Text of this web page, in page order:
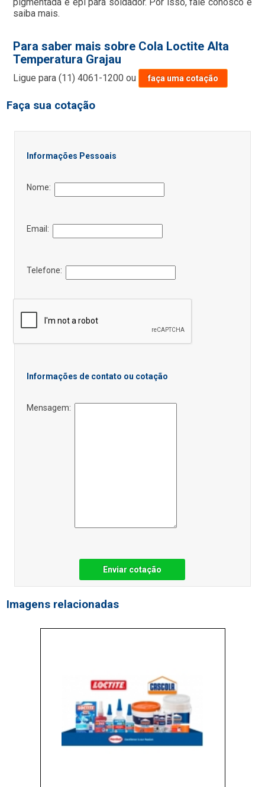
saiba mais.
Para saber mais sobre Cola Loctite Alta
Temperatura Grajau
Ligue para(11) 4061-1200 ou faça uma cotação
Faça sua cotação
Informações Pessoais
Nome:
Email:
Telefone:
Informações de contato ou cotação
Mensagem:
Enviar cotação
Imagens relacionadas